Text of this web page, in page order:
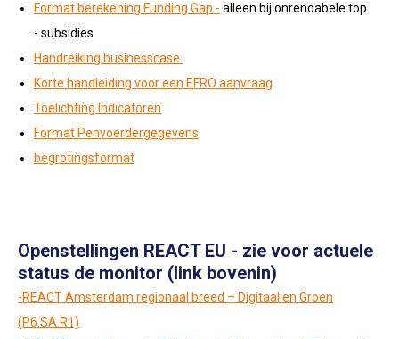
Format berekening Funding Gap - alleen bij onrendabele top
- subsidies
Handreiking businesscase
Korte handleiding voor een EFRO aanvraag
Toelichting Indicatoren
Format Penvoerdergegevens
begrotingsformat
Openstellingen REACT EU - zie voor actuele
status de monitor (link bovenin)
-REACT Amsterdam regionaal breed – Digitaal en Groen
(P6.SA.R1)